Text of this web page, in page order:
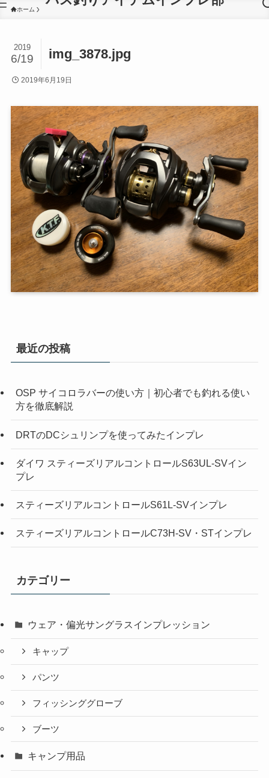
ホーム
img_3878.jpg
2019
6/19
2019年6月19日
最近の投稿
OSP サイコロラバーの使い方｜初心者でも釣れる使い
方を徹底解説
DRTのDCシュリンプを使ってみたインプレ
ダイワ スティーズリアルコントロールS63UL-SVイン
プレ
スティーズリアルコントロールS61L-SVインプレ
スティーズリアルコントロールC73H-SV・STインプレ
カテゴリー
ウェア・偏光サングラスインプレッション
キャップ
パンツ
フィッシンググローブ
ブーツ
キャンプ用品